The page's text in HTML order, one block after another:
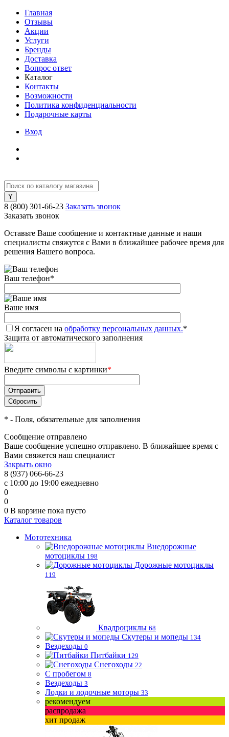
Главная
Отзывы
Акции
Услуги
Бренды
Доставка
Вопрос ответ
Каталог
Контакты
Возможности
Политика конфиденциальности
Подарочные карты
Вход
8 (800) 301-66-23 Заказать звонок
Заказать звонок
Оставьте Ваше сообщение и контактные данные и наши
специалисты свяжутся с Вами в ближайшее рабочее время для
решения Вашего вопроса.
Ваш телефон*
Ваше имя
Я согласен на обработку персональных данных.*
Защита от автоматического заполнения
Введите символы с картинки*
* - Поля, обязательные для заполнения
Сообщение отправлено
Ваше сообщение успешно отправлено. В ближайшее время с
Вами свяжется наш специалист
Закрыть окно
8 (937) 066-66-23
с 10:00 до 19:00 ежедневно
0
0
0 В корзине пока пусто
Каталог товаров
Мототехника
Внедорожные
мотоциклы 198
Дорожные мотоциклы
119
Квадроциклы 68
Скутеры и мопеды 134
Вездеходы 0
Питбайки 129
Снегоходы 22
С пробегом 8
Вездеходы 3
Лодки и лодочные моторы 33
рекомендуем
распродажа
хит продаж